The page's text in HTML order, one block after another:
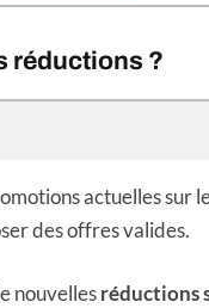
réductions ?
actuelles sur
des offres valides.
nouvellesréductions